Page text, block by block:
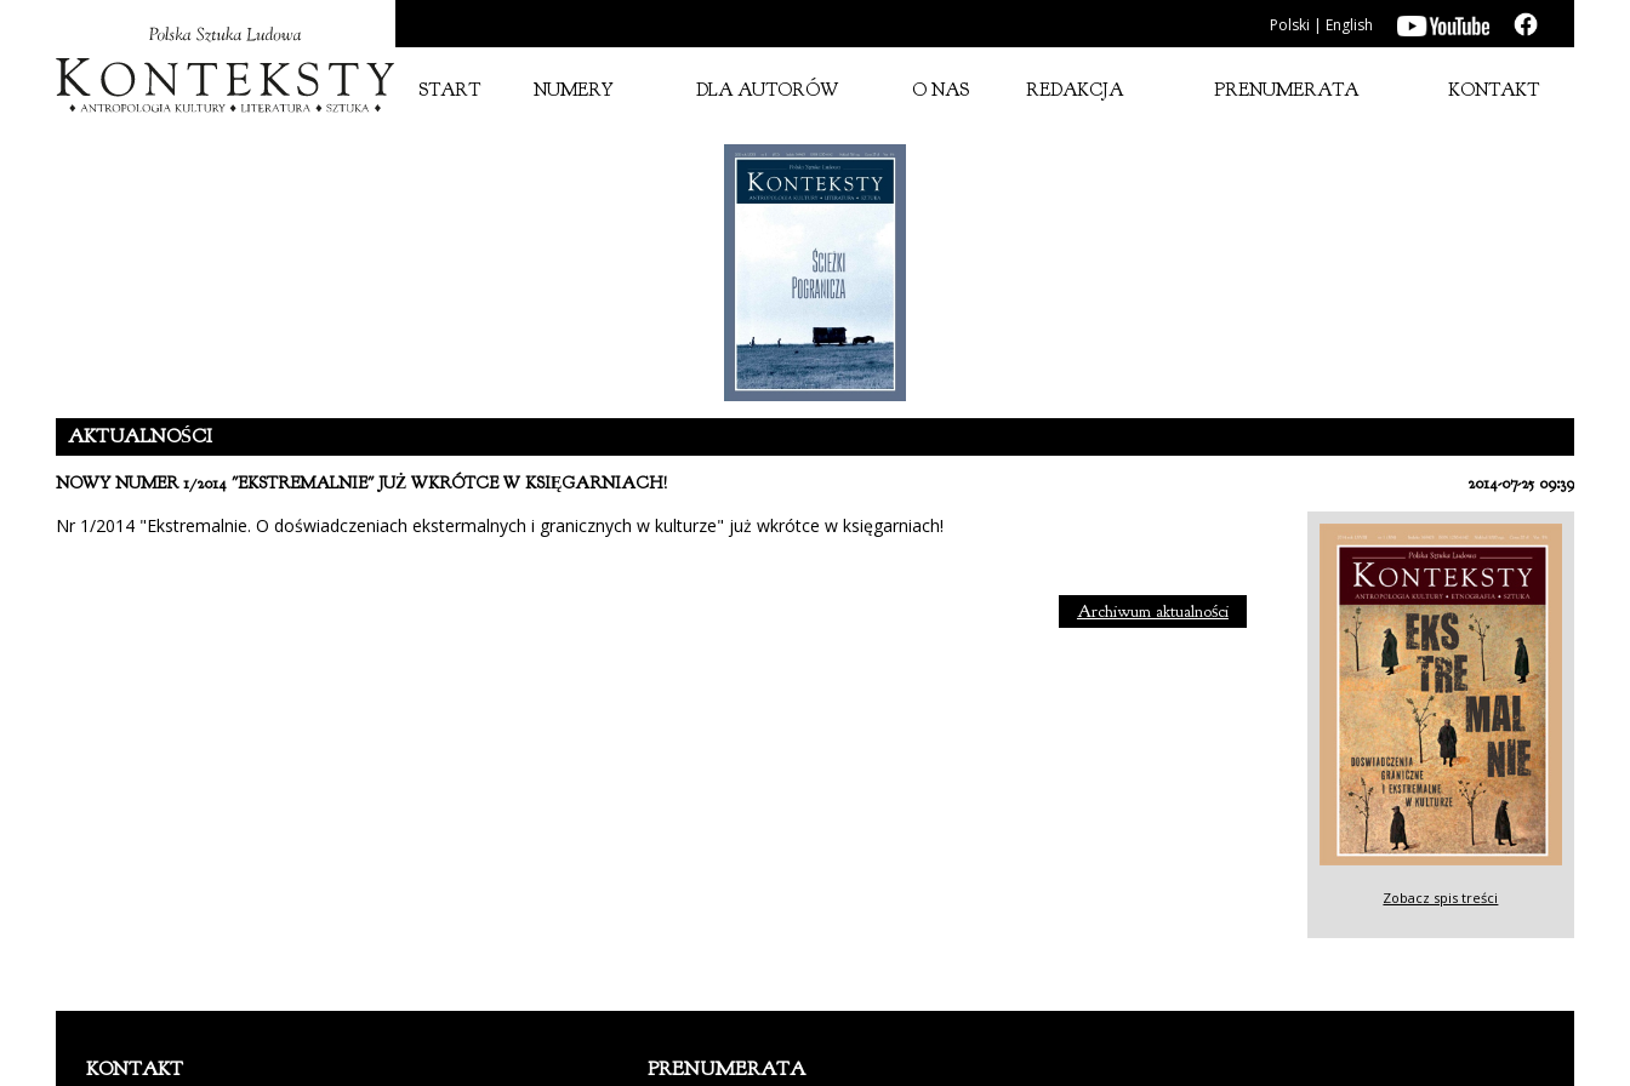
Polski |English
START NUMERY DLA AUTORÓW O NAS REDAKCJA PRENUMERATA KONTAKT
AKTUALNOŚCI
NOWY NUMER 1/2014 "EKSTREMALNIE" JUŻ WKRÓTCE W KSIĘGARNIACH! 2014-07-25 09:39
Zobacz spis treści
Nr 1/2014 "Ekstremalnie. O doświadczeniach ekstermalnych i granicznych w kulturze" już wkrótce w księgarniach!
Archiwum aktualności
KONTAKT PRENUMERATA